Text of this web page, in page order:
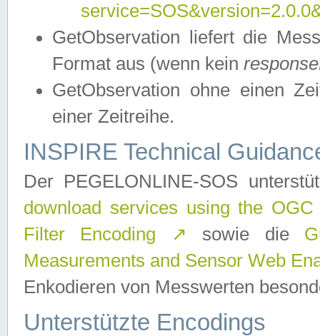
GetObservation liefert die
Format aus (wenn kein
GetObservation ohne einen
einer Zeitreihe.
INSPIRE Technical
Der PEGELONLINE-SOS
download services using the
Filter Encoding
↗ sowie die
Measurements and Sensor Web
Enkodieren von Messwerten
Unterstützte Encodings